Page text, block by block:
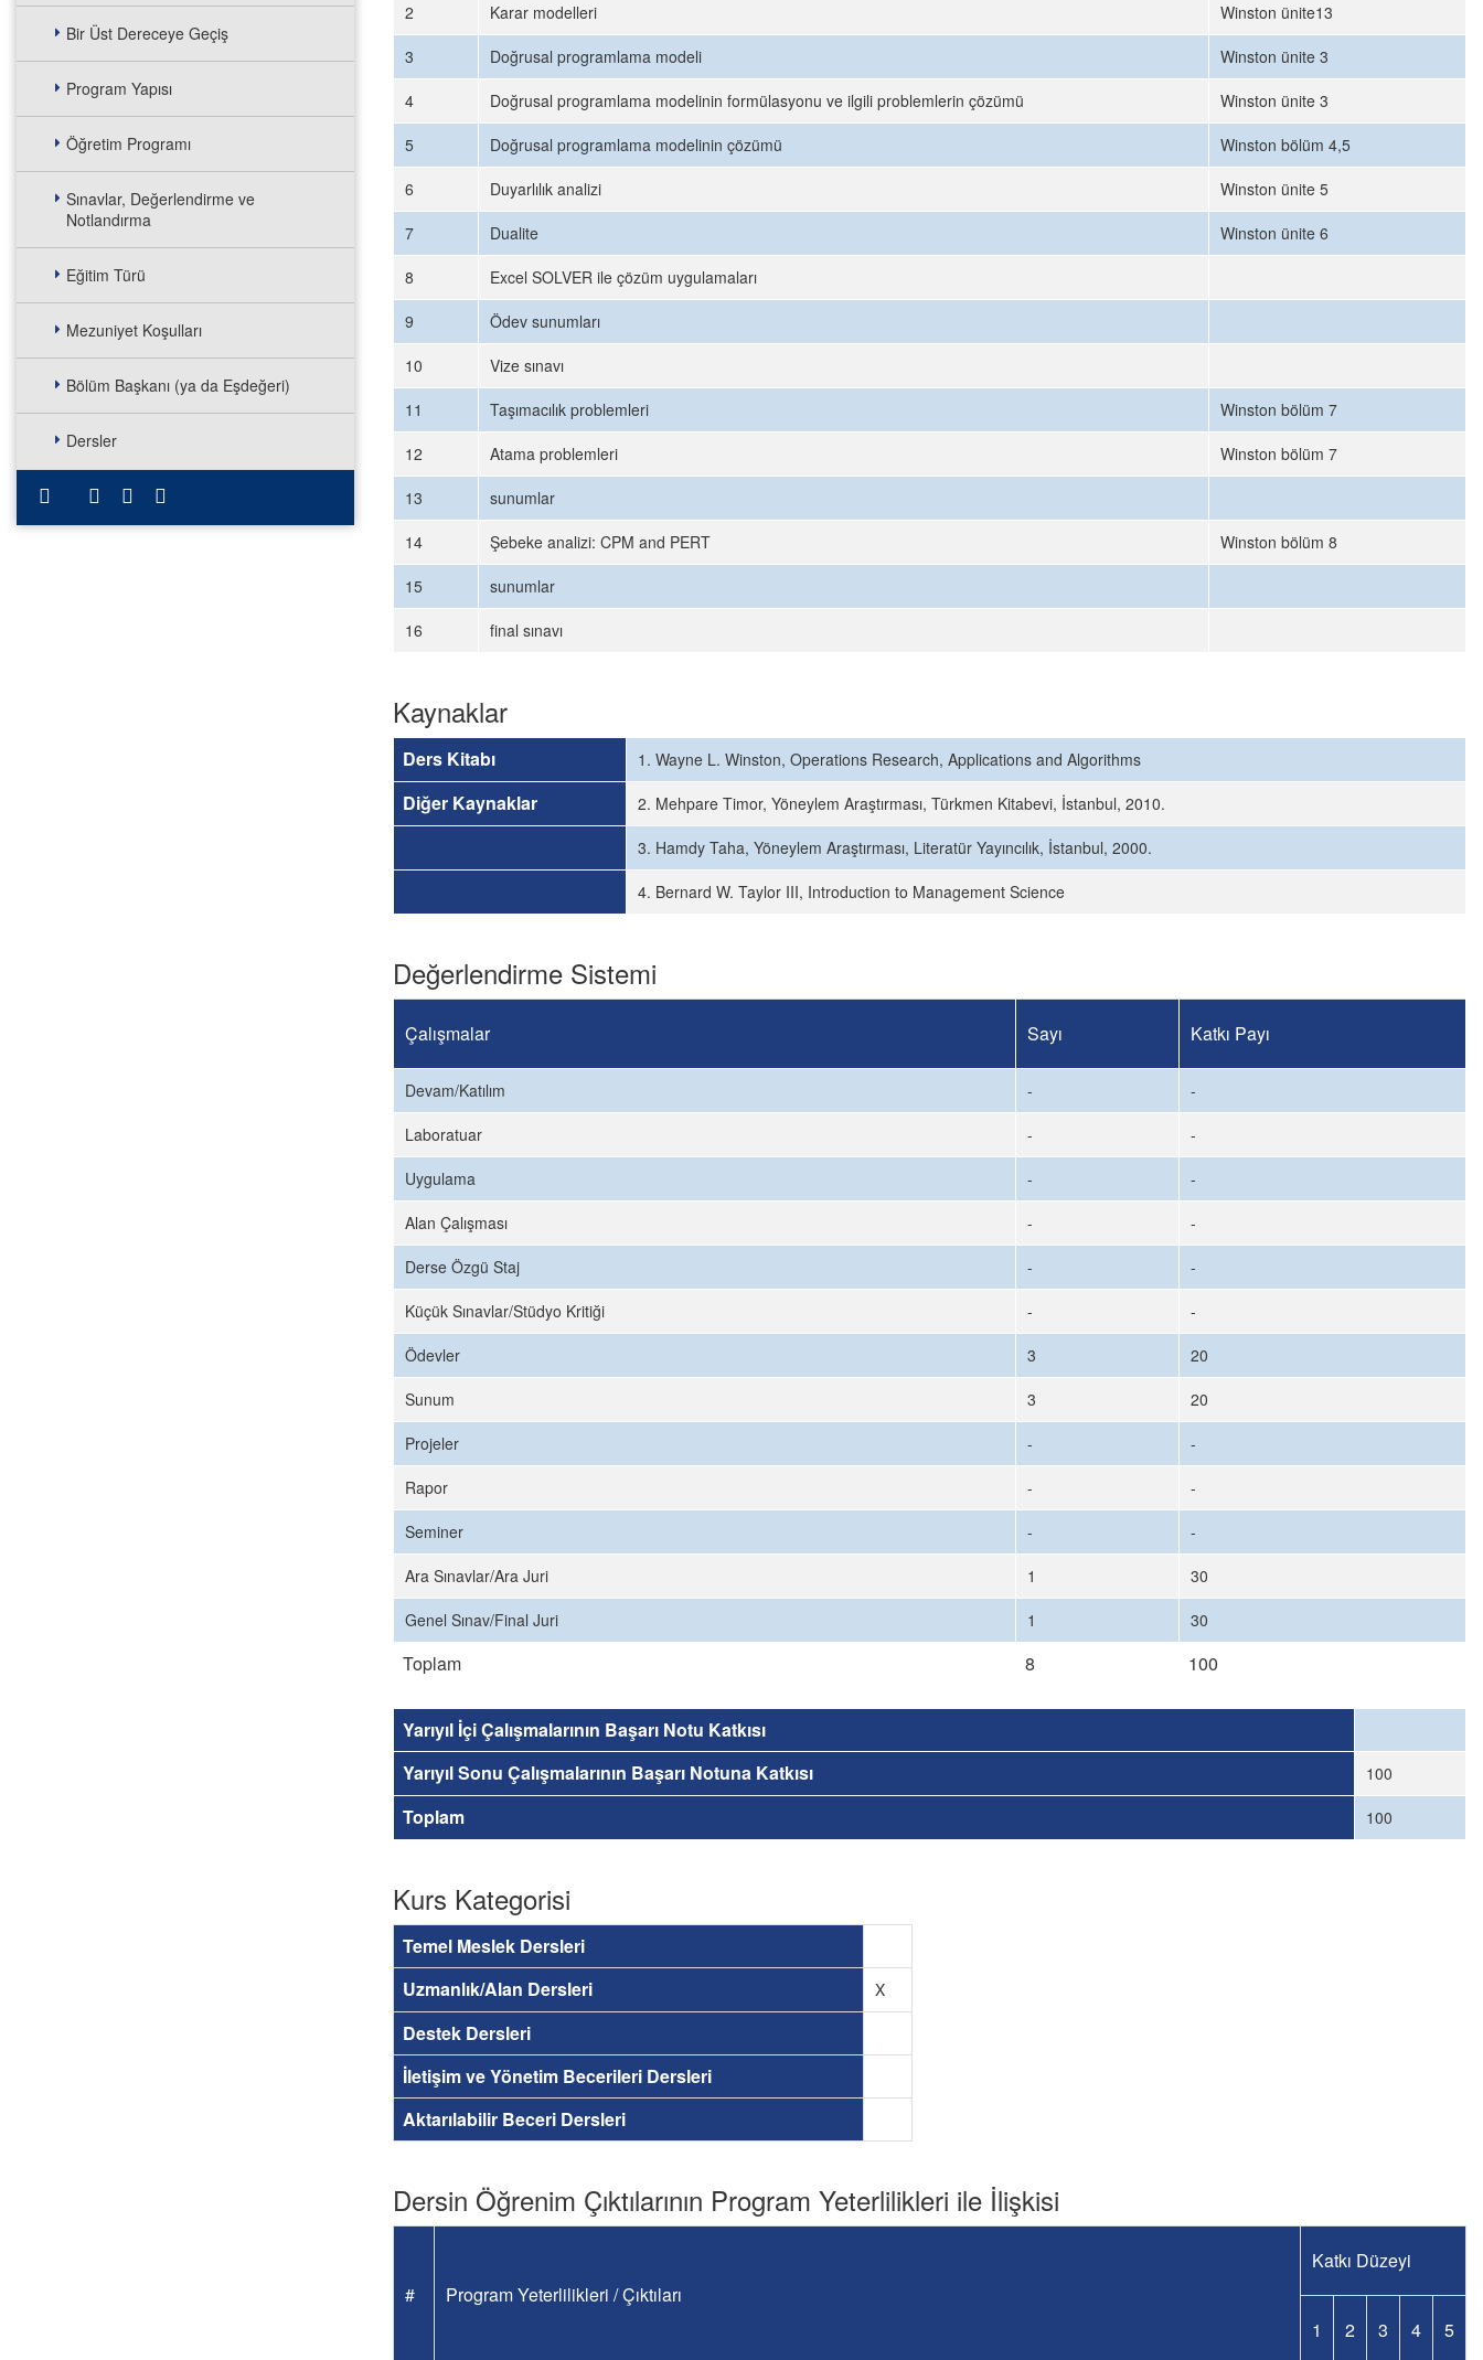
Bir Üst Dereceye Geçiş
Program Yapısı
Öğretim Programı
Sınavlar, Değerlendirme ve
Notlandırma
Eğitim Türü
Mezuniyet Koşulları
Bölüm Başkanı (ya da Eşdeğeri)
Dersler
2
Karar modelleri
Winston ünite13
3
Doğrusal programlama modeli
Winston ünite 3
4
Doğrusal programlama modelinin formülasyonu ve ilgili problemlerin çözümü
Winston ünite 3
5
Doğrusal programlama modelinin çözümü
Winston bölüm 4,5
6
Duyarlılık analizi
Winston ünite 5
7
Dualite
Winston ünite 6
8
Excel SOLVER ile çözüm uygulamaları
9
Ödev sunumları
10
Vize sınavı
11
Taşımacılık problemleri
Winston bölüm 7
12
Atama problemleri
Winston bölüm 7
13
sunumlar
14
Şebeke analizi: CPM and PERT
Winston bölüm 8
15
sunumlar
16
final sınavı
Kaynaklar
Ders Kitabı 1. Wayne L. Winston, Operations Research, Applications and Algorithms
Diğer Kaynaklar
2. Mehpare Timor, Yöneylem Araştırması, Türkmen Kitabevi, İstanbul, 2010.
3. Hamdy Taha, Yöneylem Araştırması, Literatür Yayıncılık, İstanbul, 2000.
4. Bernard W. Taylor III, Introduction to Management Science
Değerlendirme Sistemi
Çalışmalar Sayı Katkı Payı
Devam/Katılım -
-
Laboratuar
-
-
Uygulama
-
-
Alan Çalışması
-
-
Derse Özgü Staj
-
-
Küçük Sınavlar/Stüdyo Kritiği
-
-
Ödevler
3
20
Sunum
3
20
Projeler
-
-
Rapor
-
-
Seminer
-
-
Ara Sınavlar/Ara Juri
1
30
Genel Sınav/Final Juri
1 30
Toplam 8 100
Yarıyıl İçi Çalışmalarının Başarı Notu Katkısı
Yarıyıl Sonu Çalışmalarının Başarı Notuna Katkısı
100
Toplam 100
Kurs Kategorisi
Temel Meslek Dersleri
Uzmanlık/Alan Dersleri
X
Destek Dersleri
İletişim ve Yönetim Becerileri Dersleri
Aktarılabilir Beceri Dersleri
Dersin Öğrenim Çıktılarının Program Yeterlilikleri ile İlişkisi
# Program Yeterlilikleri / Çıktıları
Katkı Düzeyi
1 2 3 4 5